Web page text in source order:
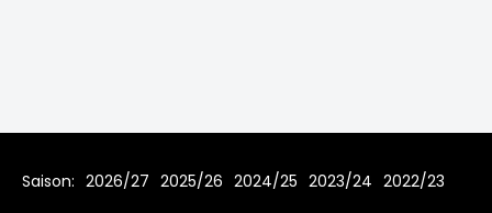
Saison: 2026/27 2025/26 2024/25 2023/24 2022/23